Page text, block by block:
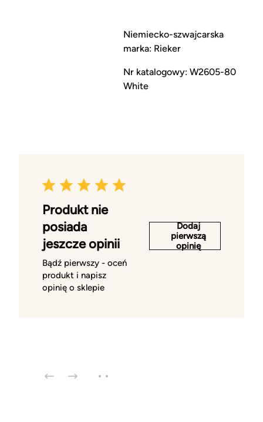
Niemiecko-szwajcarska
marka: Rieker
Nr katalogowy: W2605-80
White
Produkt nie
posiada
jeszcze opinii
Bądź pierwszy - oceń
produkt i napisz
opinię o sklepie
Dodaj
pierwszą
opinię